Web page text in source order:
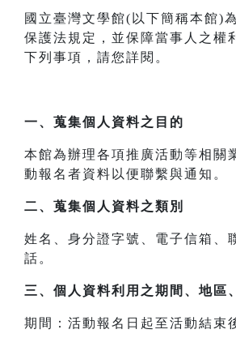
國立臺灣文學館(以下簡稱本館)
保護法規定，並保障當事人之權
下列事項，請您詳閱。
一、 蒐集個人資料之目的
本館為辦理各項推廣活動等相關
動報名者資料以便聯繫與通知。
二、 蒐集個人資料之類別
姓名、身分證字號、電子信箱、
話。
三、 個人資料利用之期間、地區
期間：活動報名日起至活動結束